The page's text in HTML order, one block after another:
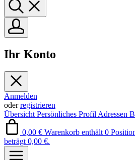
Ihr Konto
Anmelden
oderregistrieren
Übersicht Persönliches Profil Adressen
0,00 € Warenkorb enthält 0
beträgt 0,00 €.